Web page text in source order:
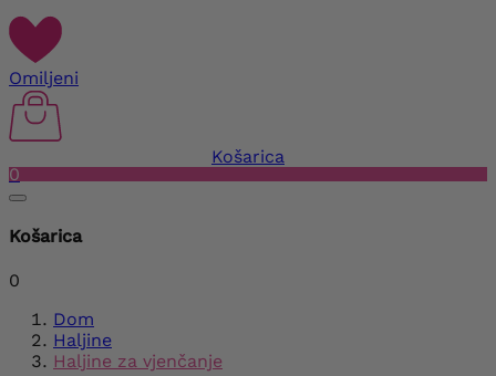
Omiljeni
Košarica
0
Košarica
0
Dom
Haljine
Haljine za vjenčanje